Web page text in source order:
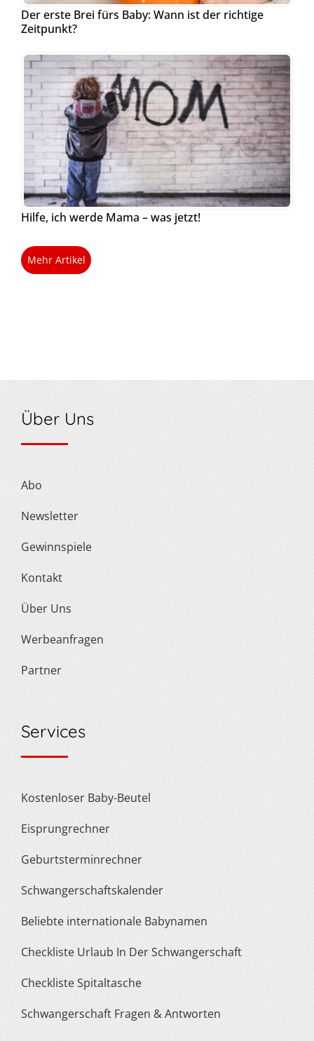
Der erste Brei fürs Baby: Wann ist der richtige
Zeitpunkt?
Hilfe, ich werde Mama – was jetzt!
Mehr Artikel
Über Uns
Abo
Newsletter
Gewinnspiele
Kontakt
Über Uns
Werbeanfragen
Partner
Services
Kostenloser Baby-Beutel
Eisprungrechner
Geburtsterminrechner
Schwangerschaftskalender
Beliebte internationale Babynamen
Checkliste Urlaub In Der Schwangerschaft
Checkliste Spitaltasche
Schwangerschaft Fragen & Antworten